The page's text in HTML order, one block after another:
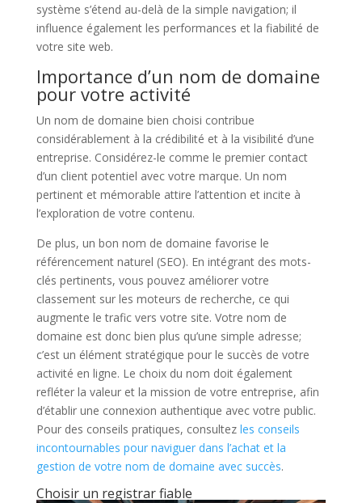
système s’étend au-delà de la simple navigation; il
influence également les performances et la fiabilité de
votre site web.
Importance d’un nom de domaine
pour votre activité
Un nom de domaine bien choisi contribue
considérablement à la crédibilité et à la visibilité d’une
entreprise. Considérez-le comme le premier contact
d’un client potentiel avec votre marque. Un nom
pertinent et mémorable attire l’attention et incite à
l’exploration de votre contenu.
De plus, un bon nom de domaine favorise le
référencement naturel (SEO). En intégrant des mots-
clés pertinents, vous pouvez améliorer votre
classement sur les moteurs de recherche, ce qui
augmente le trafic vers votre site. Votre nom de
domaine est donc bien plus qu’une simple adresse;
c’est un élément stratégique pour le succès de votre
activité en ligne. Le choix du nom doit également
refléter la valeur et la mission de votre entreprise, afin
d’établir une connexion authentique avec votre public.
Pour des conseils pratiques, consultez les conseils
incontournables pour naviguer dans l’achat et la
gestion de votre nom de domaine avec succès.
Choisir un registrar fiable